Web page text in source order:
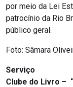
por meio da Lei
patrocínio da Rio
público geral.
Foto: Sâmara
Serviço
Clube do Livro –